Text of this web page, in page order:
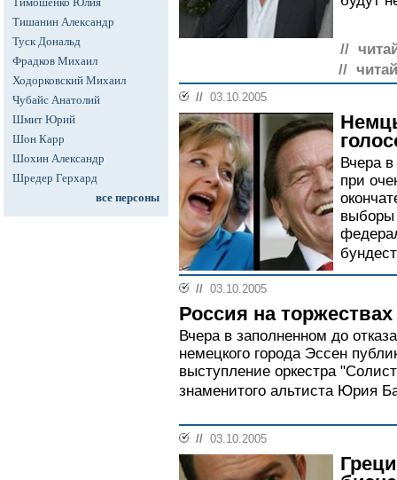
Тишанин Александр
Туск Дональд
Фрадков Михаил
Ходорковский Михаил
Чубайс Анатолий
Шмит Юрий
Шон Карр
Шохин Александр
Шредер Герхард
все персоны
//
//
// 03.10.2005
Вчера
при
выборы
// 03.10.2005
Россия на
Вчера в заполненном до
немецкого города Эссен
выступление оркестра
знаменитого альтиста Юрия
// 03.10.2005